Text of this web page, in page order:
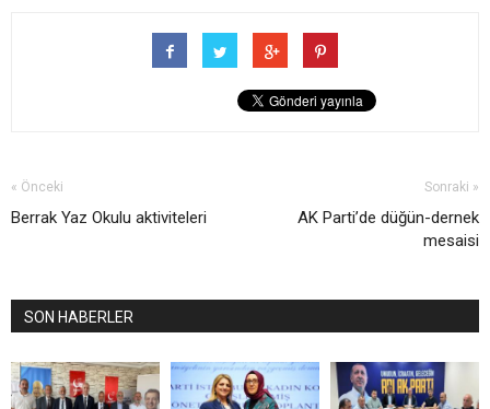
« Önceki
Berrak Yaz Okulu aktiviteleri
Sonraki »
AK Parti’de düğün-dernek
mesaisi
SON HABERLER